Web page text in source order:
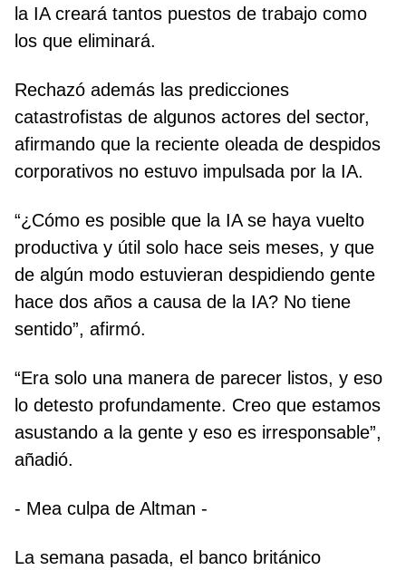
la IA creará tantos puestos de trabajo como
los que eliminará.
Rechazó además las predicciones
catastrofistas de algunos actores del sector,
afirmando que la reciente oleada de despidos
corporativos no estuvo impulsada por la IA.
“¿Cómo es posible que la IA se haya vuelto
productiva y útil solo hace seis meses, y que
de algún modo estuvieran despidiendo gente
hace dos años a causa de la IA? No tiene
sentido”, afirmó.
“Era solo una manera de parecer listos, y eso
lo detesto profundamente. Creo que estamos
asustando a la gente y eso es irresponsable”,
añadió.
- Mea culpa de Altman -
La semana pasada, el banco británico